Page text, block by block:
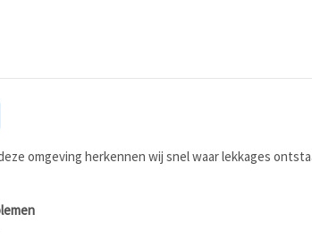
omgeving herkennen wij snel waar lekkages